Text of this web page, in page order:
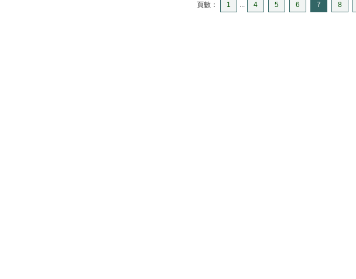
頁數： 1 ... 4 5 6 7 8